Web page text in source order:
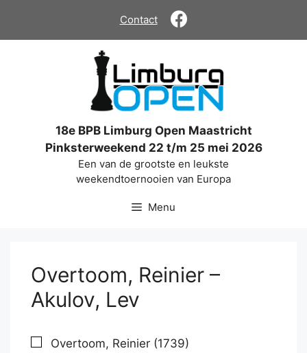
de
Contact
18e BPB Limburg Open Maastricht
Pinksterweekend 22 t/m 25 mei 2026
Een van de grootste en leukste
weekendtoernooien van Europa
Menu
Overtoom, Reinier –
Akulov, Lev
Overtoom, Reinier (1739)